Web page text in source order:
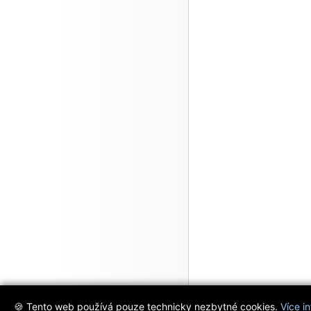
🍪 Tento web používá pouze technicky nezbytné cookies. Více